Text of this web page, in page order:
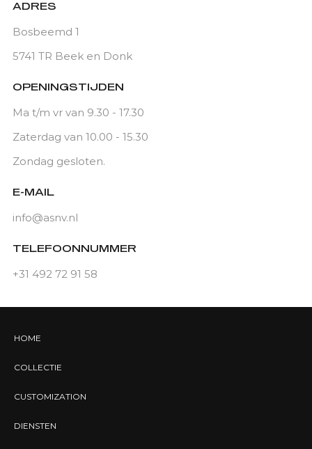
ADRES
Bosbeemd 1
5741 TR Beek en Donk
OPENINGSTIJDEN
Ma t/m vr van 9.30 - 17.30
Zaterdag van 10.00 - 15.30
Zondag gesloten.
E-MAIL
info@asnv.nl
TELEFOONNUMMER
+31 492 72 91 58
HOME
COLLECTIE
CUSTOMIZATION
DIENSTEN